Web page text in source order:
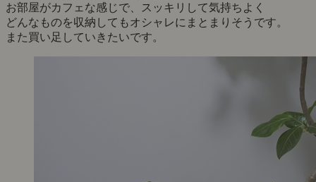
お部屋がカフェな感じで、スッキリして気持ちよく
どんなものを収納してもオシャレにまとまりそうです。
また買い足していきたいです。